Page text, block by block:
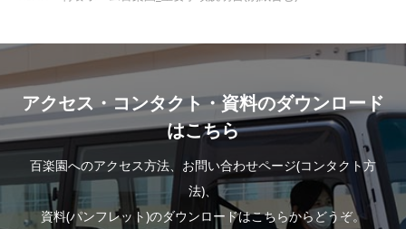
アクセス・コンタクト・資料のダウンロード
はこちら
百楽園へのアクセス方法、お問い合わせページ(コンタクト方
法)、
資料(パンフレット)のダウンロードはこちらからどうぞ。